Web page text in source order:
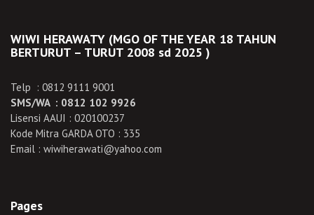
WIWI HERAWATY (MGO OF THE YEAR 18 TAHUN
BERTURUT – TURUT 2008 sd 2025 )
Telp : 0812 9111 9001
SMS/WA : 0812 102 9926
Lisensi AAUI : 020100237
Kode Mitra GARDA OTO : 335
Email : wiwiherawati@yahoo.com
Pages